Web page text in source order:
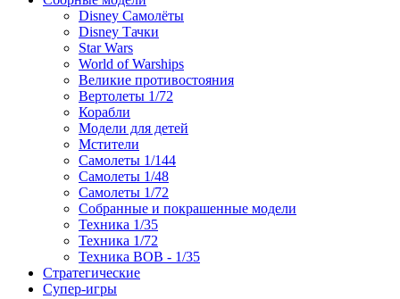
Disney Самолёты
Disney Тачки
Star Wars
World of Warships
Великие противостояния
Вертолеты 1/72
Корабли
Модели для детей
Мстители
Самолеты 1/144
Самолеты 1/48
Самолеты 1/72
Собранные и покрашенные модели
Техника 1/35
Техника 1/72
Техника ВОВ - 1/35
Стратегические
Супер-игры